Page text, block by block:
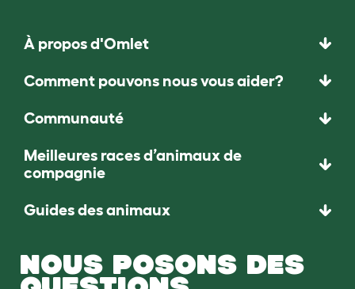
À propos d'Omlet
Comment pouvons nous vous aider?
Communauté
Meilleures races d’animaux de
compagnie
Guides des animaux
NOUS POSONS DES